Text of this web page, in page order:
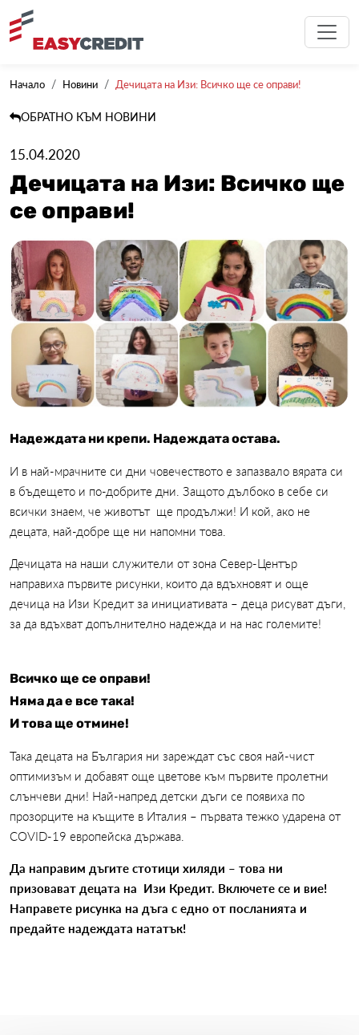
Начало Новини Дечицата на Изи: Всичко ще се оправи!
ОБРАТНО КЪМ НОВИНИ
15.04.2020
Дечицата на Изи: Всичко ще
се оправи!
Надеждата ни крепи. Надеждата остава.
И в най-мрачните си дни човечеството е запазвало вярата си
в бъдещето и по-добрите дни. Защото дълбоко в себе си
всички знаем, че животът ще продължи! И кой, ако не
децата, най-добре ще ни напомни това.
Дечицата на наши служители от зона Север-Център
направиха първите рисунки, които да вдъхновят и още
дечица на Изи Кредит за инициативата – деца рисуват дъги,
за да вдъхват допълнително надежда и на нас големите!
Всичко ще се оправи!
Няма да е все така!
И това ще отмине!
Така децата на България ни зареждат със своя най-чист
оптимизъм и добавят още цветове към първите пролетни
слънчеви дни! Най-напред детски дъги се появиха по
прозорците на къщите в Италия – първата тежко ударена от
COVID-19 европейска държава.
Да направим дъгите стотици хиляди – това ни
призовават децата на Изи Кредит. Включете се и вие!
Направете рисунка на дъга с едно от посланията и
предайте надеждата нататък!